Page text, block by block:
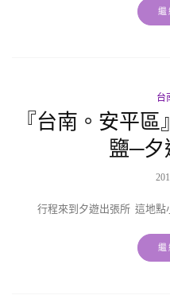
繼
台
『台南。安平
鹽─夕
行程來到夕遊出張所 這地點
繼